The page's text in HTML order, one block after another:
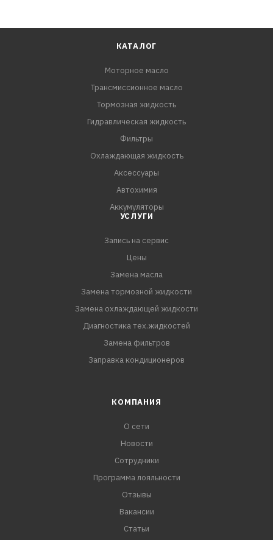
КАТАЛОГ
Моторное масло
Трансмиссионное масло
Тормозная жидкость
Гидравлическая жидкость
Фильтры
Охлаждающая жидкость
Аксессуары
Автохимия
Аккумуляторы
УСЛУГИ
Запись на сервис
Цены
Замена масла
Замена тормозной жидкости
Замена охлаждающей жидкости
Диагностика тех.жидкостей
Замена фильтров
Заправка кондиционеров
КОМПАНИЯ
О сети
Новости
Сотрудники
Программа лояльности
Отзывы
Вакансии
Статьи